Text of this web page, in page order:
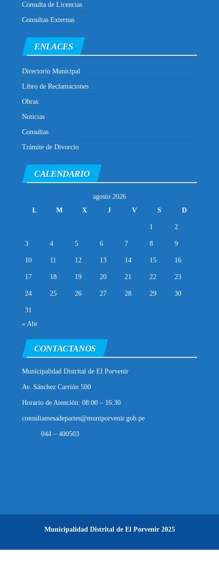
Consulta de Licencias
Consultas Externas
ENLACES
Directorio Municipal
Libro de Reclamaciones
Obras
Noticias
Consultas
Trámite de Divorcio
CALENDARIO
agosto 2026
L
M X J V S D
1 2
3 4 5 6 7 8 9
10 11 12 13 14 15 16
17 18 19 20 21 22 23
24 25 26 27 28 29 30
31
« Abr
CONTACTANOS
Municipalidad Distrital de El Porvenir
Av. Sánchez Carrión 500
Horario de Atención: 08:00 – 16:30
consultamesadepartes@muniporvenir.gob.pe
044 – 400503
Municipalidad Distrital de El Porvenir 2025